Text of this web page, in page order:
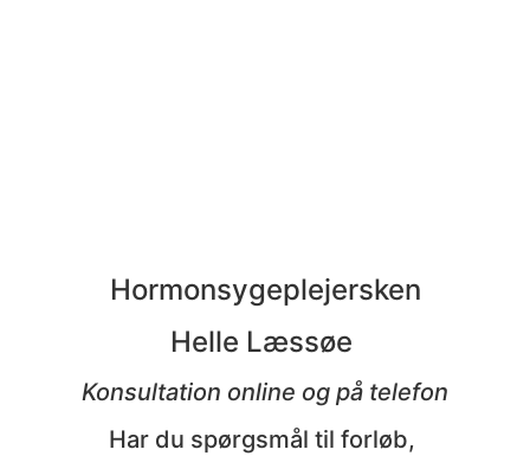
Hormonsygeplejersken
Helle Læssøe
Konsultation online og på telefon
Har du spørgsmål til forløb,